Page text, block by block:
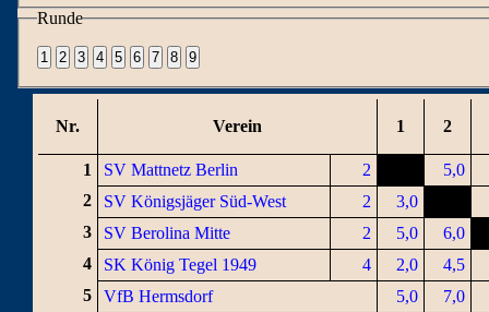
Runde
Nr. Verein 1 2
1 SV Mattnetz Berlin 2
5,0
2
SV Königsjäger Süd-West 2
3,0
3
SV Berolina Mitte 2 5,0
6,0
4
SK König Tegel 1949 4 2,0
4,5
5
VfB Hermsdorf 5,0
7,0